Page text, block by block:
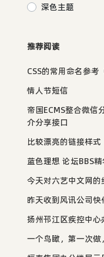
深色主题
推荐阅读
CSS的常用命名参考
情人节短信
帝国ECMS整合微信
介分享接口
比较漂亮的链接样式
蓝色理想 论坛BBS
今天对六艺中文网
昨天收到风讯公司快
扬州邗江区疾控中
一个鸟瞰，第一次做